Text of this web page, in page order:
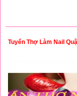
Tuyển Thợ Làm Nail